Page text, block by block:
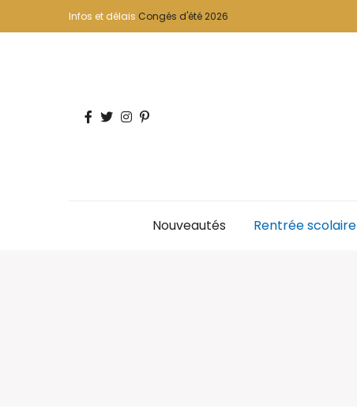
Infos et délais Congés d'été 2026
Nouveautés Rentrée scolaire